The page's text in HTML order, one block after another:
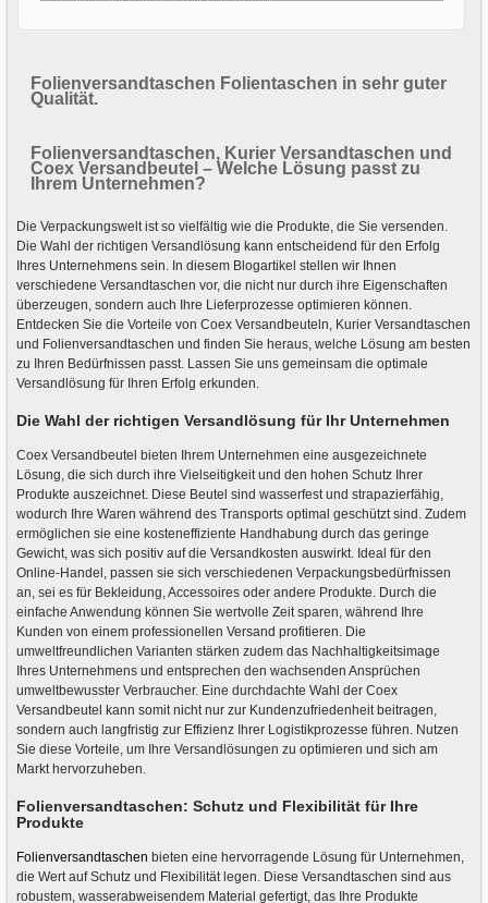
Folienversandtaschen Folientaschen in sehr guter
Qualität.
Folienversandtaschen, Kurier Versandtaschen und
Coex Versandbeutel – Welche Lösung passt zu
Ihrem Unternehmen?
Die Verpackungswelt ist so vielfältig wie die Produkte, die Sie versenden.
Die Wahl der richtigen Versandlösung kann entscheidend für den Erfolg
Ihres Unternehmens sein. In diesem Blogartikel stellen wir Ihnen
verschiedene Versandtaschen vor, die nicht nur durch ihre Eigenschaften
überzeugen, sondern auch Ihre Lieferprozesse optimieren können.
Entdecken Sie die Vorteile von Coex Versandbeuteln, Kurier Versandtaschen
und Folienversandtaschen und finden Sie heraus, welche Lösung am besten
zu Ihren Bedürfnissen passt. Lassen Sie uns gemeinsam die optimale
Versandlösung für Ihren Erfolg erkunden.
Die Wahl der richtigen Versandlösung für Ihr Unternehmen
Coex Versandbeutel bieten Ihrem Unternehmen eine ausgezeichnete
Lösung, die sich durch ihre Vielseitigkeit und den hohen Schutz Ihrer
Produkte auszeichnet. Diese Beutel sind wasserfest und strapazierfähig,
wodurch Ihre Waren während des Transports optimal geschützt sind. Zudem
ermöglichen sie eine kosteneffiziente Handhabung durch das geringe
Gewicht, was sich positiv auf die Versandkosten auswirkt. Ideal für den
Online-Handel, passen sie sich verschiedenen Verpackungsbedürfnissen
an, sei es für Bekleidung, Accessoires oder andere Produkte. Durch die
einfache Anwendung können Sie wertvolle Zeit sparen, während Ihre
Kunden von einem professionellen Versand profitieren. Die
umweltfreundlichen Varianten stärken zudem das Nachhaltigkeitsimage
Ihres Unternehmens und entsprechen den wachsenden Ansprüchen
umweltbewusster Verbraucher. Eine durchdachte Wahl der Coex
Versandbeutel kann somit nicht nur zur Kundenzufriedenheit beitragen,
sondern auch langfristig zur Effizienz Ihrer Logistikprozesse führen. Nutzen
Sie diese Vorteile, um Ihre Versandlösungen zu optimieren und sich am
Markt hervorzuheben.
Folienversandtaschen: Schutz und Flexibilität für Ihre
Produkte
Folienversandtaschen bieten eine hervorragende Lösung für Unternehmen,
die Wert auf Schutz und Flexibilität legen. Diese Versandtaschen sind aus
robustem, wasserabweisendem Material gefertigt, das Ihre Produkte